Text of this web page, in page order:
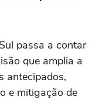
passa a contar
que amplia a
antecipados,
e mitigação de